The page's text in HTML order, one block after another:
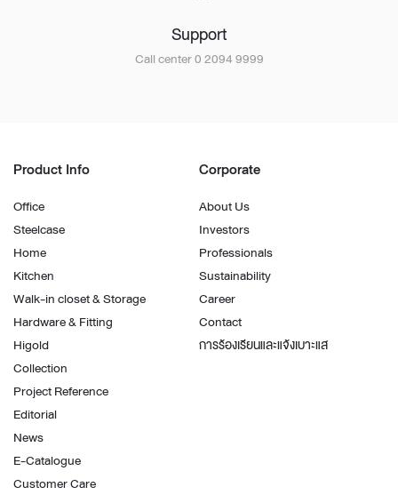
Support
Call center 0 2094 9999
Product Info
Office
Steelcase
Home
Kitchen
Walk-in closet & Storage
Hardware & Fitting
Higold
Collection
Project Reference
Editorial
News
E-Catalogue
Customer Care
Corporate
About Us
Investors
Professionals
Sustainability
Career
Contact
การร้องเรียนและแจ้งเบาะแส